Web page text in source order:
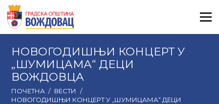
НОВОГОДИШЊИ КОНЦЕРТ У
„ШУМИЦАМА“ ДЕЦИ
ВОЖДОВЦА
ПОЧЕТНА / ВЕСТИ
/
НОВОГОДИШЊИ КОНЦЕРТ У „ШУМИЦАМА“ ДЕЦИ